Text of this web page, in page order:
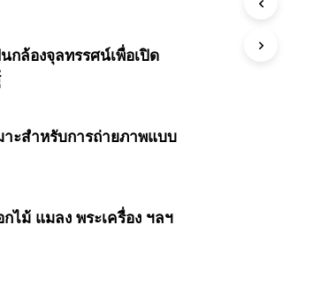
กล้องจุลทรรศน์เพื่อเปิด
าะสำหรับการถ่ายภาพแบบ
ไม้ แมลง พระเครื่อง ฯลฯ